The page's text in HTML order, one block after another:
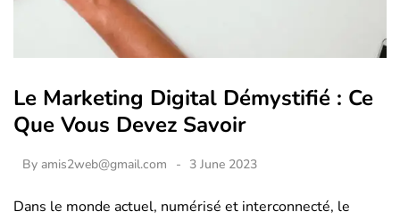
Le Marketing Digital Démystifié : Ce
Que Vous Devez Savoir
By amis2web@gmail.com 3 June 2023
Dans le monde actuel, numérisé et interconnecté, le